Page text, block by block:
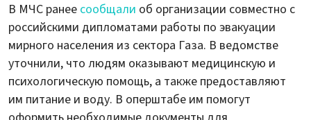
В МЧС ранее сообщали об организации совместно с
российскими дипломатами работы по эвакуации
мирного населения из сектора Газа. В ведомстве
уточнили, что людям оказывают медицинскую и
психологическую помощь, а также предоставляют
им питание и воду. В оперштабе им помогут